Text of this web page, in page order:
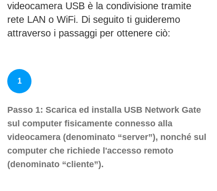
videocamera USB è la condivisione tramite
rete LAN o WiFi. Di seguito ti guideremo
attraverso i passaggi per ottenere ciò:
1
Passo 1: Scarica ed installa USB Network Gate
sul computer fisicamente connesso alla
videocamera (denominato “server”), nonché sul
computer che richiede l'accesso remoto
(denominato “cliente”).